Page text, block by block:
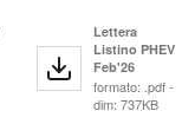
Lettera
Listino PHEV
Feb'26
formato: .pdf -
dim: 737KB